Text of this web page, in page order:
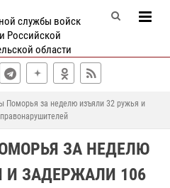
службы войск
Российской
области
Поморья за неделю изъяли 32 ружья и
ЗА НЕДЕЛЮ
И ЗАДЕРЖАЛИ 106